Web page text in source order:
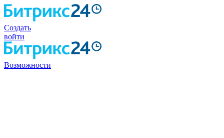
Создать
войти
Возможности